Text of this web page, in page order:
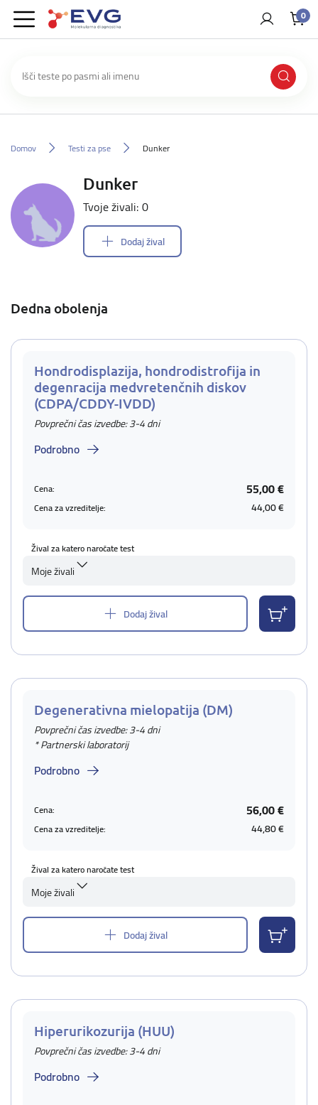
0
Domov Testi za pse Dunker
Dunker
Tvoje živali: 0
Dodaj žival
Dedna obolenja
Hondrodisplazija, hondrodistrofija in
degenracija medvretenčnih diskov
(CDPA/CDDY-IVDD)
Povprečni čas izvedbe: 3-4 dni
Podrobno
Cena: 55,00 €
Cena za vzreditelje: 44,00 €
Žival za katero naročate test
Moje živali
Dodaj žival
Degenerativna mielopatija (DM)
Povprečni čas izvedbe: 3-4 dni
* Partnerski laboratorij
Podrobno
Cena: 56,00 €
Cena za vzreditelje: 44,80 €
Žival za katero naročate test
Moje živali
Dodaj žival
Hiperurikozurija (HUU)
Povprečni čas izvedbe: 3-4 dni
Podrobno